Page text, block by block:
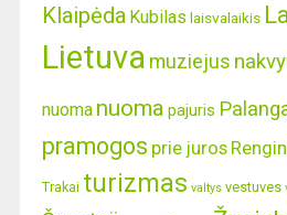
Klaipėda Kubilas laisvalaikis
Lietuva muziejus
nuoma nuoma pajuris
pramogos prie juros
Trakai turizmas valtys vestuves